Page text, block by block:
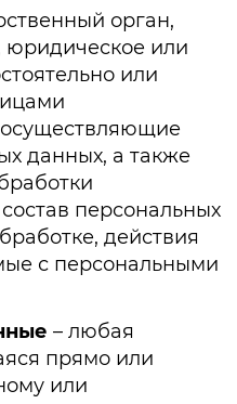
орган,
или
или
данных, а также
персональных
действия
с персональными
– любая
прямо или
или